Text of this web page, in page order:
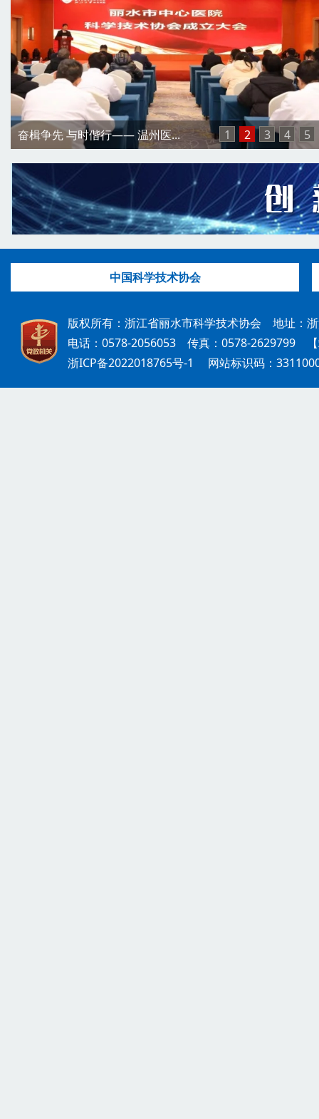
奋楫争先 与时偕行—— 温州医... 1 2 3 4 5
中国科学技术协会
版权所有：浙江省丽水市科学技术协会 地址：
电话：0578-2056053 传真：0578-2629799
浙ICP备2022018765号-1
网站标识码：